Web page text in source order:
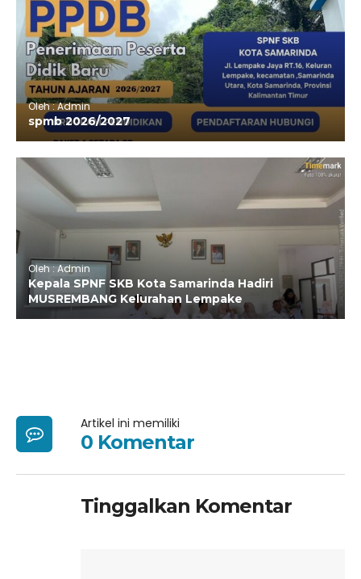
Oleh : Admin
spmb 2026/2027
Oleh : Admin
Kepala SPNF SKB Kota Samarinda Hadiri
MUSREMBANG Kelurahan Lempake
Artikel ini memiliki
0 Komentar
Tinggalkan Komentar